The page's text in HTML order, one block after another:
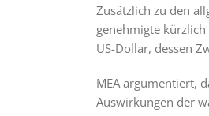
Zusätzlich zu den
genehmigte
US-Dollar, dessen
MEA argumentiert,
Auswirkungen der